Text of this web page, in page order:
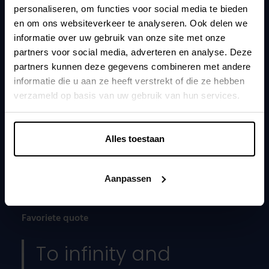
personaliseren, om functies voor social media te bieden
en om ons websiteverkeer te analyseren. Ook delen we
informatie over uw gebruik van onze site met onze
partners voor social media, adverteren en analyse. Deze
partners kunnen deze gegevens combineren met andere
informatie die u aan ze heeft verstrekt of die ze hebben
verzameld op basis van uw gebruik van hun services.
Alles toestaan
Aanpassen
Niki Dubois
Customer proxy
Kunlaborant sinds
Juli 2024
Favoriete liedje
Mag je wakker maken voor
De kans dat je mij wakker kunt maken is klein, met 2
Favoriete quote
To infinity and